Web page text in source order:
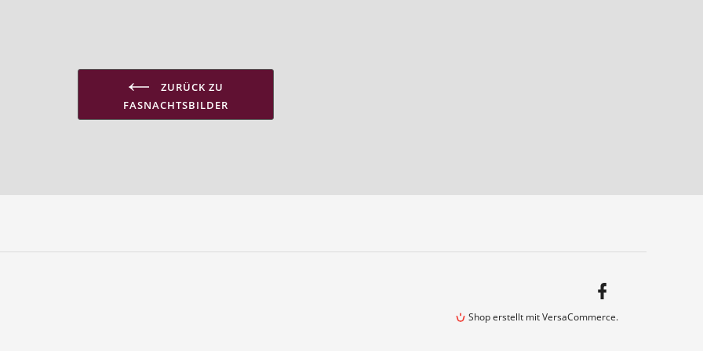
ZURÜCK ZU
FASNACHTSBILDER
Shop erstellt mit VersaCommerce.